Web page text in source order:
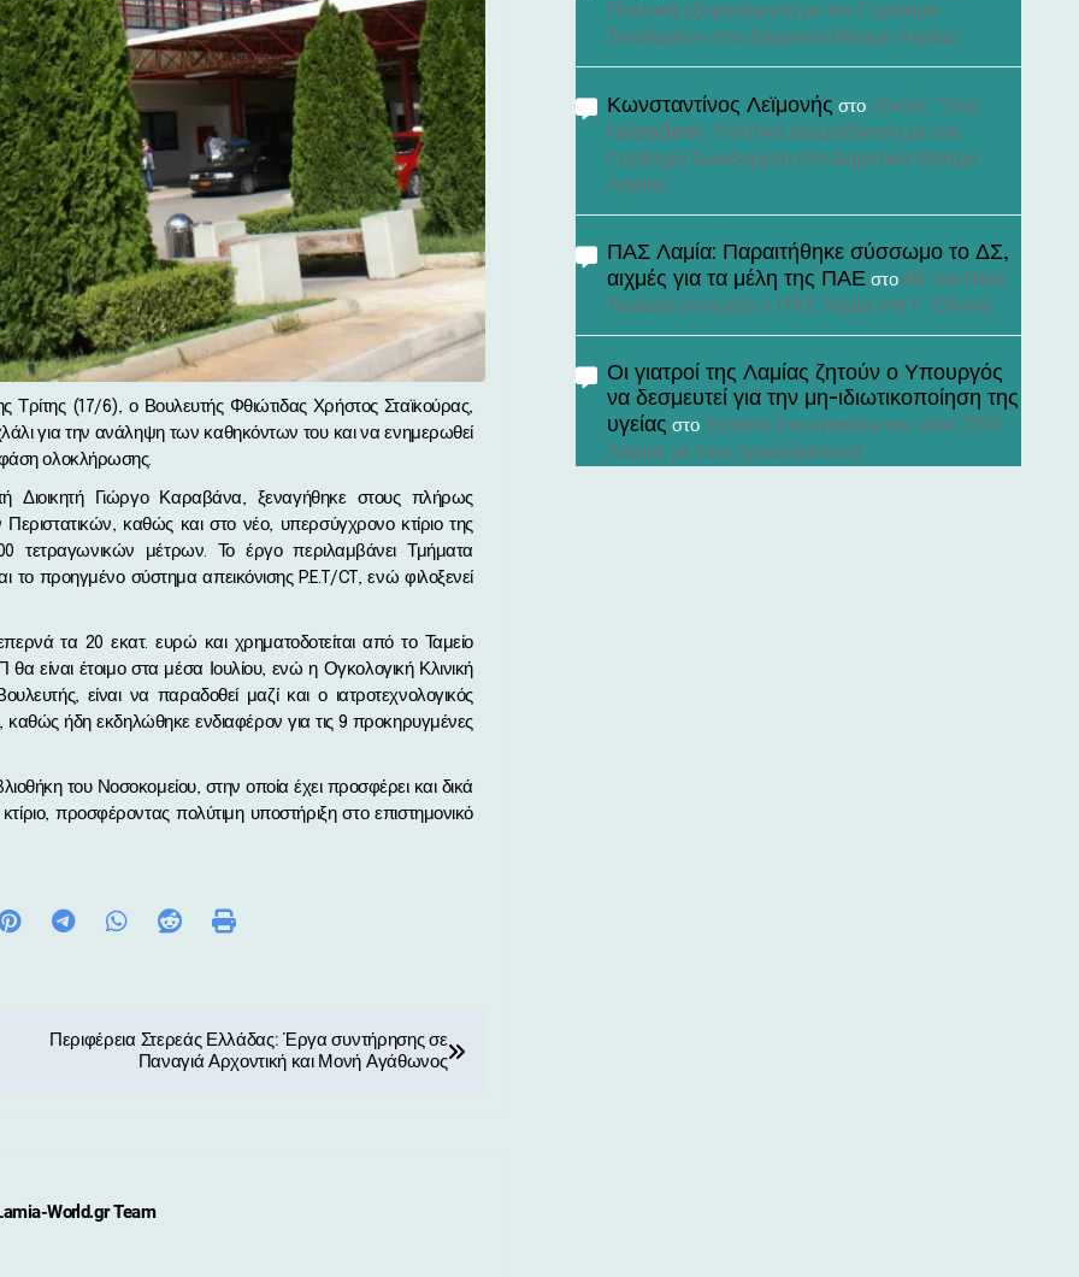
για την ανάληψη των καθηκόντων του και να ενημερωθεί
ολοκλήρωσης.
Γιώργο Καραβάνα, ξεναγήθηκε στους πλήρως
καθώς και στο νέο, υπερσύγχρονο κτίριο της
τετραγωνικών μέτρων. Το έργο περιλαμβάνει Τμήματα
το προηγμένο σύστημα απεικόνισης P.E.T/CT, ενώ φιλοξενεί
τα 20 εκατ. ευρώ και χρηματοδοτείται από το Ταμείο
έτοιμο στα μέσα Ιουλίου, ενώ η Ογκολογική Κλινική
είναι να παραδοθεί μαζί και ο ιατροτεχνολογικός
ήδη εκδηλώθηκε ενδιαφέρον για τις 9 προκηρυγμένες
του Νοσοκομείου, στην οποία έχει προσφέρει και δικά
προσφέροντας πολύτιμη υποστήριξη στο επιστημονικό
Περιφέρεια Στερεάς Ελλάδας: Έργα συντήρησης σε
Παναγιά Αρχοντική και Μονή Αγάθωνος
World.gr Team
Πολιτική εξομολόγηση με τον Γεράσιμο
Σκιαδαρέση στο Δημοτικό Θέατρο Λαμίας
Κωνσταντίνος Λεϊμονής στο «Εκτός Ύλης
reloaded»: Πολιτική εξομολόγηση με τον
Γεράσιμο Σκιαδαρέση στο Δημοτικό Θέατρο
Λαμίας
ΠΑΣ Λαμία: Παραιτήθηκε σύσσωμο το ΔΣ,
αιχμές για τα μέλη της ΠΑΕ στο Με τον Νίκο
Τσιλαλή συνεχίζει ο ΠΑΣ Λαμία στη Γ’ Εθνική
Οι γιατροί της Λαμίας ζητούν ο Υπουργός
να δεσμευτεί για την μη-ιδιωτικοποίηση της
υγείας στο Ένταση στα εγκαίνια του νέου ΤΕΠ
Λαμίας με τους εργαζόμενους!